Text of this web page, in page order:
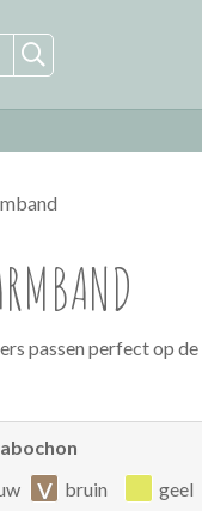
passen perfect op de
v bruin geel